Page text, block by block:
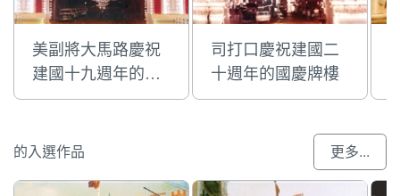
美副將大馬路慶祝
建國十九週年的國
慶牌樓
司打口慶祝建國二
十週年的國慶牌樓
的入選作品 更多...